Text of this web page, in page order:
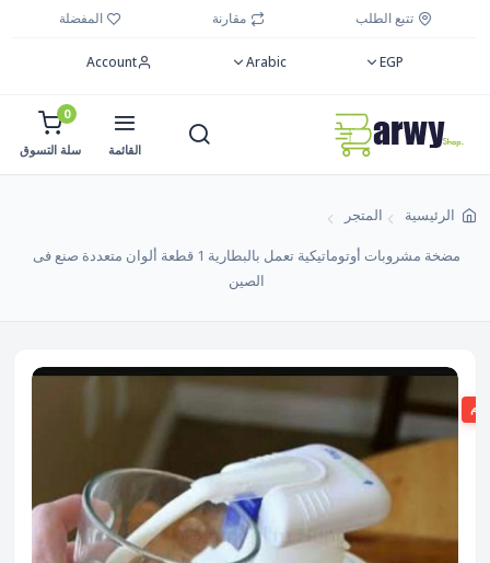
تتبع الطلب مقارنة المفضلة
EGP
Arabic
Account
القائمة
0
سلة التسوق
الرئيسية المتجر
مضخة مشروبات أوتوماتيكية تعمل بالبطارية 1 قطعة ألوان متعددة صنع فى
الصين